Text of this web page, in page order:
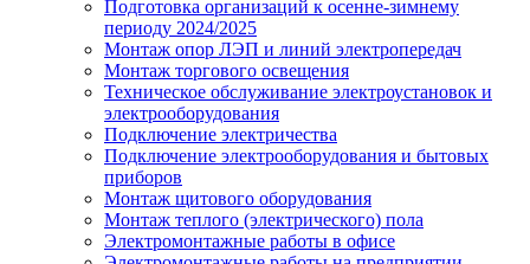
Подготовка организаций к осенне-зимнему
периоду 2024/2025
Монтаж опор ЛЭП и линий электропередач
Монтаж торгового освещения
Техническое обслуживание электроустановок и
электрооборудования
Подключение электричества
Подключение электрооборудования и бытовых
приборов
Монтаж щитового оборудования
Монтаж теплого (электрического) пола
Электромонтажные работы в офисе